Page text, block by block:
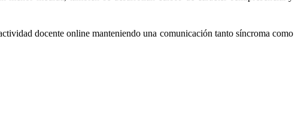
docente online manteniendo una comunicación tanto síncroma como